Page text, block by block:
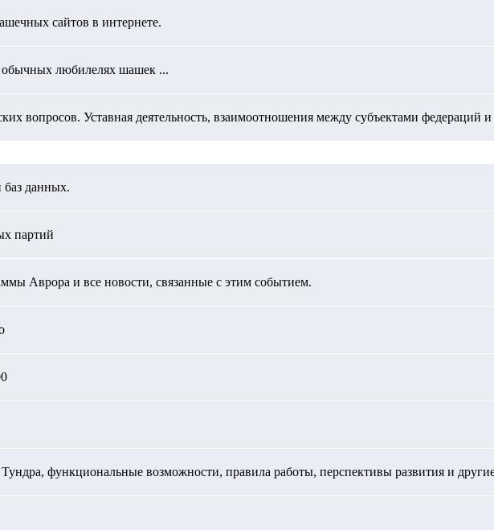
сайтов в интернете.
обычных любилелях шашек ...
вопросов. Уставная деятельность, взаимоотношения между субъектами федераций
данных.
партий
Аврора и все новости, связанные с этим событием.
функциональные возможности, правила работы, перспективы развития и